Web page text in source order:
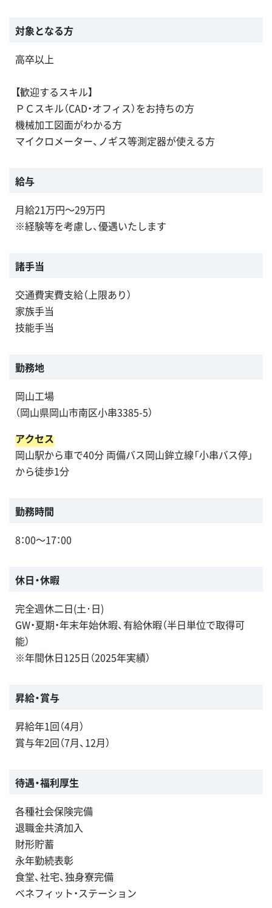
対象となる方
高卒以上
【歓迎するスキル】
ＰＣスキル（CAD・オフィス）をお持ちの方
機械加工図面がわかる方
マイクロメーター、ノギス等測定器が使える方
給与
月給21万円～29万円
※経験等を考慮し、優遇いたします
諸手当
交通費実費支給（上限あり）
家族手当
技能手当
勤務地
岡山工場
（岡山県岡山市南区小串3385-5）
アクセス
岡山駅から車で40分 両備バス岡山鉾立線「小串バス停」
から徒歩1分
勤務時間
8：00～17：00
休日・休暇
完全週休二日(土･日)
GW・夏期・年末年始休暇、有給休暇（半日単位で取得可
能）
※年間休日125日（2025年実績）
昇給・賞与
昇給年1回（4月）
賞与年2回（7月、12月）
待遇・福利厚生
各種社会保険完備
退職金共済加入
財形貯蓄
永年勤続表彰
食堂、社宅、独身寮完備
ベネフィット・ステーション